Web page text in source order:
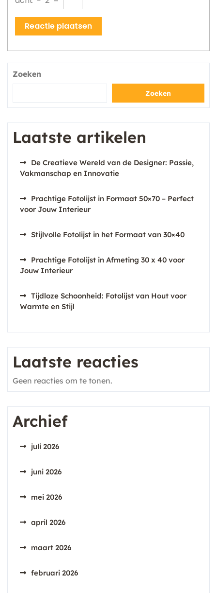
Zoeken
Zoeken
Laatste artikelen
De Creatieve Wereld van de Designer: Passie,
Vakmanschap en Innovatie
Prachtige Fotolijst in Formaat 50×70 – Perfect
voor Jouw Interieur
Stijlvolle Fotolijst in het Formaat van 30×40
Prachtige Fotolijst in Afmeting 30 x 40 voor
Jouw Interieur
Tijdloze Schoonheid: Fotolijst van Hout voor
Warmte en Stijl
Laatste reacties
Geen reacties om te tonen.
Archief
juli 2026
juni 2026
mei 2026
april 2026
maart 2026
februari 2026